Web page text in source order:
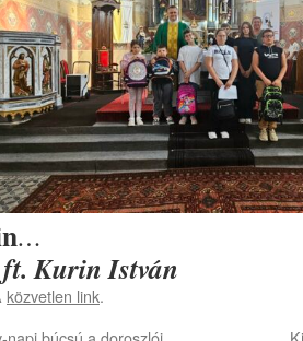
…
Kurin István
közvetlen link.